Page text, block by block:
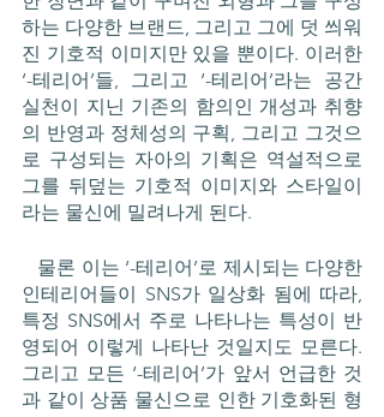
하는 다양한 브랜드, 그리고 그에 덧 씌워
진 기호적 이미지만 있을 뿐이다. 이러한
‘-테리어’들, 그리고 ‘-테리어’라는 공간
실천이 지닌 기존의 함의인 개성과 취향
의 반영과 정체성의 구획, 그리고 그것으
로 구성되는 자아의 기획은 역설적으로
그를 뒤덮는 기호적 이미지와 스타일이
라는 물신에 밀려나게 된다.
인테리어들이 SNS가 일상화 됨에 따라,
특정 SNS에서 주로 나타나는 특성이 반
영되어 이렇게 나타난 것일지도 모른다.
그리고 모든 ‘-테리어’가 앞서 언급한 것
과 같이 상품 물신으로 인한 기호화된 형